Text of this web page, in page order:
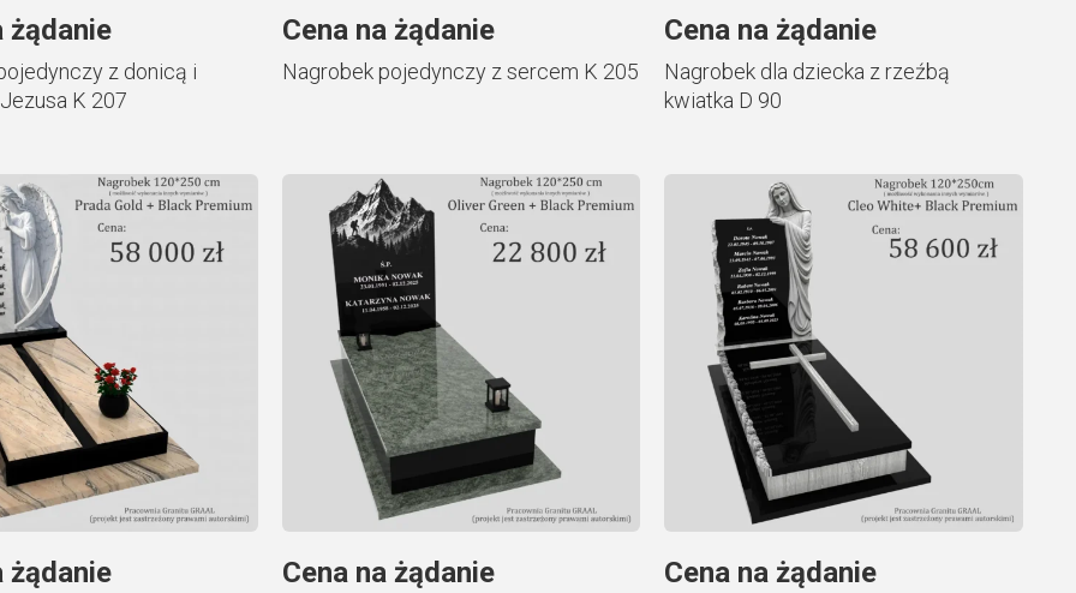
żądanie
z donicą i
K 207
Cena na żądanie
Nagrobek pojedynczy z sercem K 205
Cena na żądanie
Nagrobek dla dziecka z rzeźbą
kwiatka D 90
żądanie Cena na żądanie Cena na żądanie